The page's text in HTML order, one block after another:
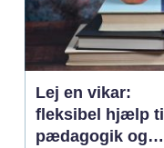
Lej en vikar:
fleksibel hjælp til
pædagogik og